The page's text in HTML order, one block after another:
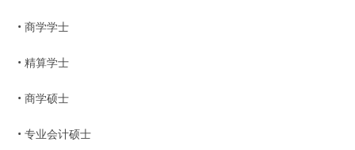
• 商学学士
• 精算学士
• 商学硕士
• 专业会计硕士